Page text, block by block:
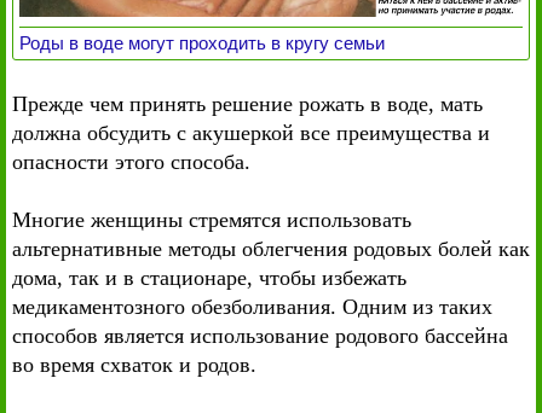
Роды в воде могут проходить в кругу семьи
Прежде чем принять решение рожать в воде, мать
должна обсудить с акушеркой все преимущества и
опасности этого способа.
Многие женщины стремятся использовать
альтернативные методы облегчения родовых болей как
дома, так и в стационаре, чтобы избежать
медикаментозного обезболивания. Одним из таких
способов является использование родового бассейна
во время схваток и родов.